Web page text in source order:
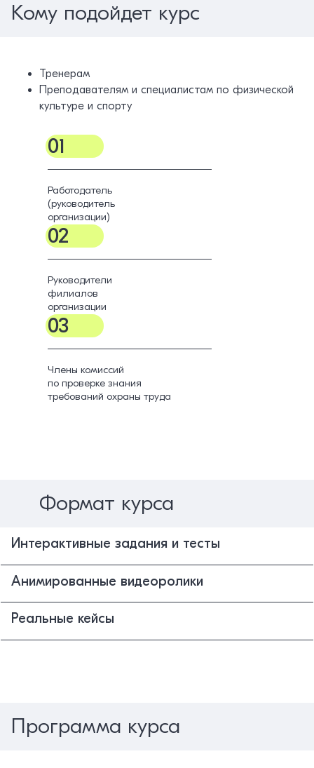
Кому подойдет курс
Тренерам
Преподавателям и специалистам по физической
культуре и спорту
01
Работодатель
(руководитель
организации)
02
Руководители
филиалов
организации
03
Члены комиссий
по проверке знания
требований охраны труда
Формат курса
Интерактивные задания и тесты
Анимированные видеоролики
Реальные кейсы
Программа курса